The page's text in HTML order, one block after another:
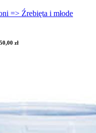
=> Źrebięta i młode
zł